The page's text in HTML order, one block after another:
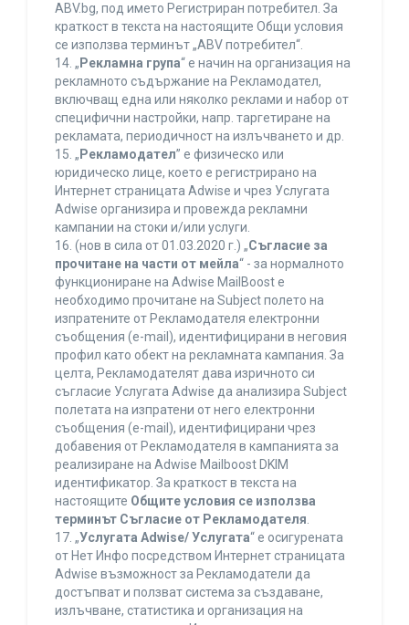
ABV.bg, под името Регистриран потребител. За
краткост в текста на настоящите Общи условия
се използва терминът „ABV потребител“.
14. „ Рекламна група“ е начин на организация на
рекламното съдържание на Рекламодател,
включващ една или няколко реклами и набор от
специфични настройки, напр. таргетиране на
рекламата, периодичност на излъчването и др.
15. „ Рекламодател” е физическо или
юридическо лице, което е регистрирано на
Интернет страницата Adwise и чрез Услугата
Adwise организира и провежда рекламни
кампании на стоки и/или услуги.
16. (нов в сила от 01.03.2020 г.) „Съгласие за
прочитане на части от мейла“ - за нормалното
функциониране на Adwise MailBoost е
необходимо прочитане на Subject полето на
изпратените от Рекламодателя електронни
съобщения (e-mail), идентифицирани в неговия
профил като обект на рекламната кампания. За
целта, Рекламодателят дава изричното си
съгласие Услугата Adwise да анализира Subject
полетата на изпратени от него електронни
съобщения (e-mail), идентифицирани чрез
добавения от Рекламодателя в кампанията за
реализиране на Adwise Mailboost DKIM
идентификатор. За краткост в текста на
настоящите Общите условия се използва
терминът Съгласие от Рекламодателя.
17. „Услугата Adwise/ Услугата“ е осигурената
от Нет Инфо посредством Интернет страницата
Adwise възможност за Рекламодатели да
достъпват и ползват система за създаване,
излъчване, статистика и организация на